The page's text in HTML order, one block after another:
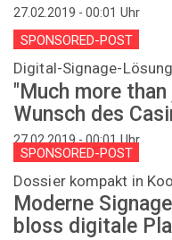
27.02.2019 - 00:01 Uhr
SPONSORED-POST
Digital-Signage-
"Much more
Wunsch des
27.02.2019 - 00:01Uhr
SPONSORED-POST
Dossier kompakt in
Moderne
bloss digitale